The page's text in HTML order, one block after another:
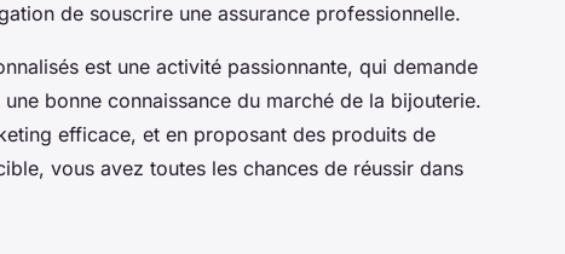
de souscrire une assurance professionnelle.
est une activité passionnante, qui demande
bonne connaissance du marché de la bijouterie.
efficace, et en proposant des produits de
vous avez toutes les chances de réussir dans